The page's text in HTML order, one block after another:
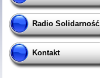
Radio Solidarność
Kontakt